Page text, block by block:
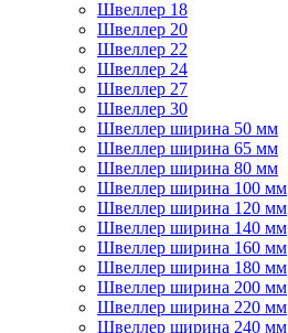
Швеллер 18
Швеллер 20
Швеллер 22
Швеллер 24
Швеллер 27
Швеллер 30
Швеллер ширина 50 мм
Швеллер ширина 65 мм
Швеллер ширина 80 мм
Швеллер ширина 100 мм
Швеллер ширина 120 мм
Швеллер ширина 140 мм
Швеллер ширина 160 мм
Швеллер ширина 180 мм
Швеллер ширина 200 мм
Швеллер ширина 220 мм
Швеллер ширина 240 мм